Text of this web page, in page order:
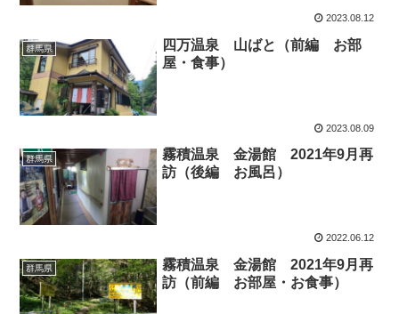
2023.08.12
群馬県
四万温泉 山ばと（前編 お部
屋・食事）
2023.08.09
群馬県
霧積温泉 金湯館 2021年9月再
訪（後編 お風呂）
2022.06.12
群馬県
霧積温泉 金湯館 2021年9月再
訪（前編 お部屋・お食事）